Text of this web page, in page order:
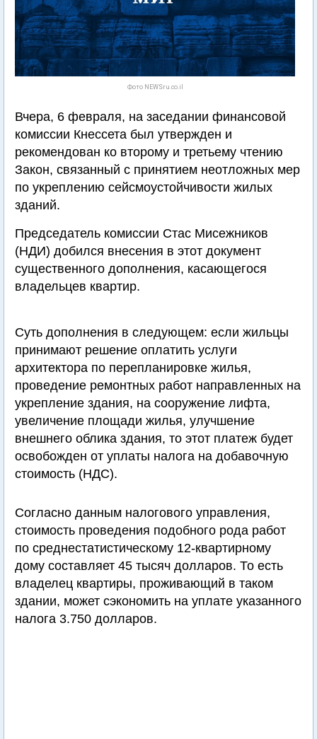
Фото NEWSru.co.il
Вчера, 6 февраля, на заседании финансовой
комиссии Кнессета был утвержден и
рекомендован ко второму и третьему чтению
Закон, связанный с принятием неотложных мер
по укреплению сейсмоустойчивости жилых
зданий.
Председатель комиссии Стас Мисежников
(НДИ) добился внесения в этот документ
существенного дополнения, касающегося
владельцев квартир.
Суть дополнения в следующем: если жильцы
принимают решение оплатить услуги
архитектора по перепланировке жилья,
проведение ремонтных работ направленных на
укрепление здания, на сооружение лифта,
увеличение площади жилья, улучшение
внешнего облика здания, то этот платеж будет
освобожден от уплаты налога на добавочную
стоимость (НДС).
Согласно данным налогового управления,
стоимость проведения подобного рода работ
по среднестатистическому 12-квартирному
дому составляет 45 тысяч долларов. То есть
владелец квартиры, проживающий в таком
здании, может сэкономить на уплате указанного
налога 3.750 долларов.